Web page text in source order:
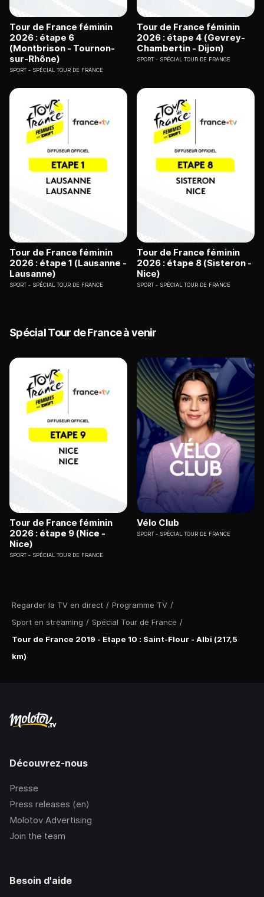
Regarder la TV en direct / Programme TV /
Sport en streaming / Spécial Tour de France /
Tour de France 2019 - Etape 10 : Saint-Flour - Albi (217,5
km)
Tour de France féminin
2026 : étape 6
(Montbrison - Tournon-
sur-Rhône)
SPORT SPÉCIAL TOUR DE FRANCE
Tour de France féminin
2026 : étape 4 (Gevrey-
Chambertin - Dijon)
SPORT SPÉCIAL TOUR DE FRANCE
Tour de France féminin
2026 : étape 1 (Lausanne -
Lausanne)
SPORT SPÉCIAL TOUR DE FRANCE
Tour de France féminin
2026 : étape 8 (Sisteron -
Nice)
SPORT SPÉCIAL TOUR DE FRANCE
Spécial Tour de France à venir
Tour de France féminin
2026 : étape 9 (Nice -
Nice)
SPORT SPÉCIAL TOUR DE FRANCE
Vélo Club
SPORT SPÉCIAL TOUR DE FRANCE
Découvrez-nous
Presse
Press releases (en)
Molotov Advertising
Join the team
Besoin d'aide